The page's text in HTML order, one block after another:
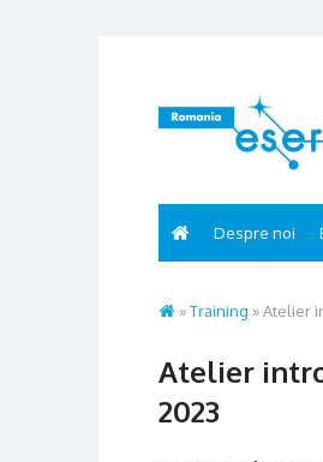
to
Despre noi
»Training »Atelier
Atelier
2023